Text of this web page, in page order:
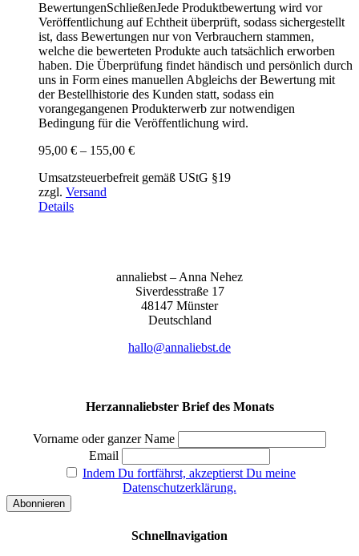
BewertungenSchließenJede Produktbewertung wird vor
Veröffentlichung auf Echtheit überprüft, sodass sichergestellt
ist, dass Bewertungen nur von Verbrauchern stammen,
welche die bewerteten Produkte auch tatsächlich erworben
haben. Die Überprüfung findet händisch und persönlich durch
uns in Form eines manuellen Abgleichs der Bewertung mit
der Bestellhistorie des Kunden statt, sodass ein
vorangegangenen Produkterwerb zur notwendigen
Bedingung für die Veröffentlichung wird.
95,00 € – 155,00 €Preisspanne:
bis
Umsatzsteuerbefreit gemäß UStG §19
zzgl. Versand
Details
anna­liebst – Anna Nehez
Sive­r­des­stra­ße 17
48147 Müns­ter
Deutsch­land
hallo@annaliebst.de
Herzannaliebster Brief des Monats
Vorname oder ganzer Name
Email
Indem Du fortfährst, akzeptierst Du meine
Datenschutzerklärung.
Schnellnavigation